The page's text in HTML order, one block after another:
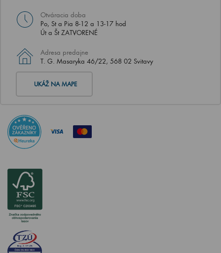
Otváracia doba
Po, St a Pia 8-12 a 13-17 hod
Út a Št ZATVORENÉ
Adresa predajne
T. G. Masaryka 46/22, 568 02 Svitavy
UKÁŽ NA MAPE